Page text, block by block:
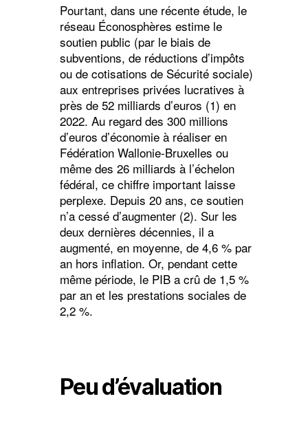
Pourtant, dans une récente étude, le
réseau Éconosphères estime le
soutien public (par le biais de
subventions, de réductions d’impôts
ou de cotisations de Sécurité sociale)
aux entreprises privées lucratives à
près de 52 milliards d’euros (1) en
2022. Au regard des 300 millions
d’euros d’économie à réaliser en
Fédération Wallonie-Bruxelles ou
même des 26 milliards à l’échelon
fédéral, ce chiffre important laisse
perplexe. Depuis 20 ans, ce soutien
n’a cessé d’augmenter (2). Sur les
deux dernières décennies, il a
augmenté, en moyenne, de 4,6 % par
an hors inflation. Or, pendant cette
même période, le PIB a crû de 1,5 %
par an et les prestations sociales de
2,2 %.
Peu d’évaluation